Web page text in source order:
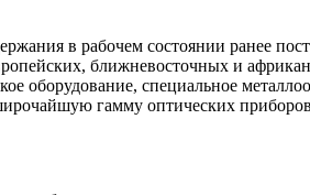
в рабочем состоянии ранее
ближневосточных и
оборудование, специальное
гамму оптических